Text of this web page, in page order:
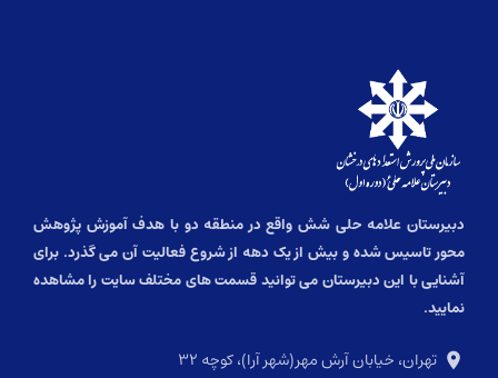
دبیرستان علامه حلی شش واقع در منطقه دو با هدف آموزش پژوهش
محور تاسیس شده و بیش از یک دهه از شروع فعالیت آن می گذرد. برای
آشنایی با این دبیرستان می توانید قسمت های مختلف سایت را مشاهده
نمایید.
تهران، خیابان آرش مهر(شهر آرا)، کوچه ۳۲